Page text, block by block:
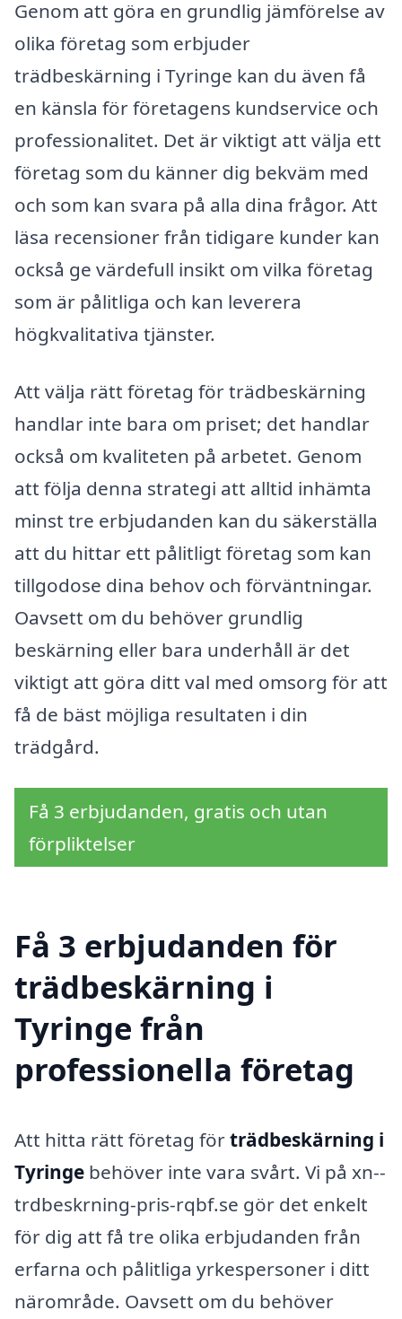
Genom att göra en grundlig jämförelse av
olika företag som erbjuder
trädbeskärning i Tyringe kan du även få
en känsla för företagens kundservice och
professionalitet. Det är viktigt att välja ett
företag som du känner dig bekväm med
och som kan svara på alla dina frågor. Att
läsa recensioner från tidigare kunder kan
också ge värdefull insikt om vilka företag
som är pålitliga och kan leverera
högkvalitativa tjänster.
Att välja rätt företag för trädbeskärning
handlar inte bara om priset; det handlar
också om kvaliteten på arbetet. Genom
att följa denna strategi att alltid inhämta
minst tre erbjudanden kan du säkerställa
att du hittar ett pålitligt företag som kan
tillgodose dina behov och förväntningar.
Oavsett om du behöver grundlig
beskärning eller bara underhåll är det
viktigt att göra ditt val med omsorg för att
få de bäst möjliga resultaten i din
trädgård.
Få 3 erbjudanden, gratis och utan
förpliktelser
Få 3 erbjudanden för
trädbeskärning i
Tyringe från
professionella företag
Att hitta rätt företag förträdbeskärning i
Tyringe behöver inte vara svårt. Vi på xn--
trdbeskrning-pris-rqbf.se gör det enkelt
för dig att få tre olika erbjudanden från
erfarna och pålitliga yrkespersoner i ditt
närområde. Oavsett om du behöver